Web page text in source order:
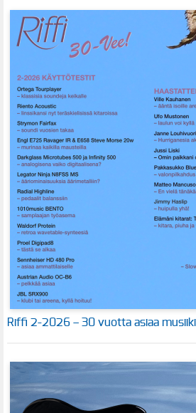
Riffi 2-2026 – 30 vuotta asiaa